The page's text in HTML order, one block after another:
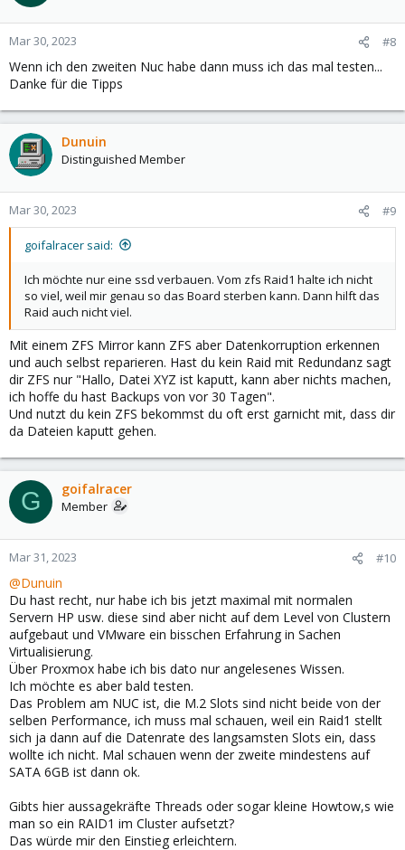
Mar 30, 2023 #8
Wenn ich den zweiten Nuc habe dann muss ich das mal testen...
Danke für die Tipps
Dunuin
Distinguished Member
Mar 30, 2023 #9
goifalracer said:
Ich möchte nur eine ssd verbauen. Vom zfs Raid1 halte ich nicht
so viel, weil mir genau so das Board sterben kann. Dann hilft das
Raid auch nicht viel.
Mit einem ZFS Mirror kann ZFS aber Datenkorruption erkennen
und auch selbst reparieren. Hast du kein Raid mit Redundanz sagt
dir ZFS nur "Hallo, Datei XYZ ist kaputt, kann aber nichts machen,
ich hoffe du hast Backups von vor 30 Tagen".
Und nutzt du kein ZFS bekommst du oft erst garnicht mit, dass dir
da Dateien kaputt gehen.
G goifalracer
Member
Mar 31, 2023 #10
@Dunuin
Du hast recht, nur habe ich bis jetzt maximal mit normalen
Servern HP usw. diese sind aber nicht auf dem Level von Clustern
aufgebaut und VMware ein bisschen Erfahrung in Sachen
Virtualisierung.
Über Proxmox habe ich bis dato nur angelesenes Wissen.
Ich möchte es aber bald testen.
Das Problem am NUC ist, die M.2 Slots sind nicht beide von der
selben Performance, ich muss mal schauen, weil ein Raid1 stellt
sich ja dann auf die Datenrate des langsamsten Slots ein, dass
wollte ich nicht. Mal schauen wenn der zweite mindestens auf
SATA 6GB ist dann ok.
Gibts hier aussagekräfte Threads oder sogar kleine Howtow,s wie
man so ein RAID1 im Cluster aufsetzt?
Das würde mir den Einstieg erleichtern.